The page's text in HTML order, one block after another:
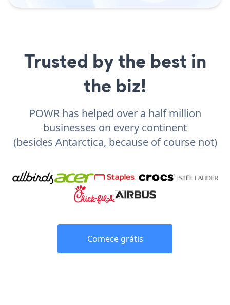
Trusted by the best in
the biz!
POWR has helped over a half million
businesses on every continent
(besides Antarctica, because of course not)
Comece grátis